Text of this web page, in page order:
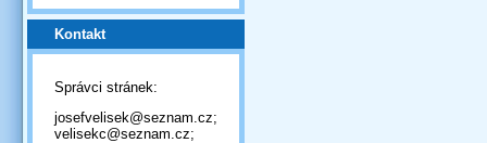
Kontakt
Správci stránek:
josefvelisek@seznam.cz;
velisekc@seznam.cz;